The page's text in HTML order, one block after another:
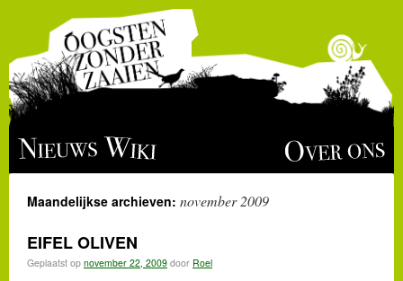
Ga
naar
inhoud
Nieuws Wiki Over ons
Maandelijkse archieven: november 2009
EIFEL OLIVEN
Geplaatst op november 22, 2009 door Roel